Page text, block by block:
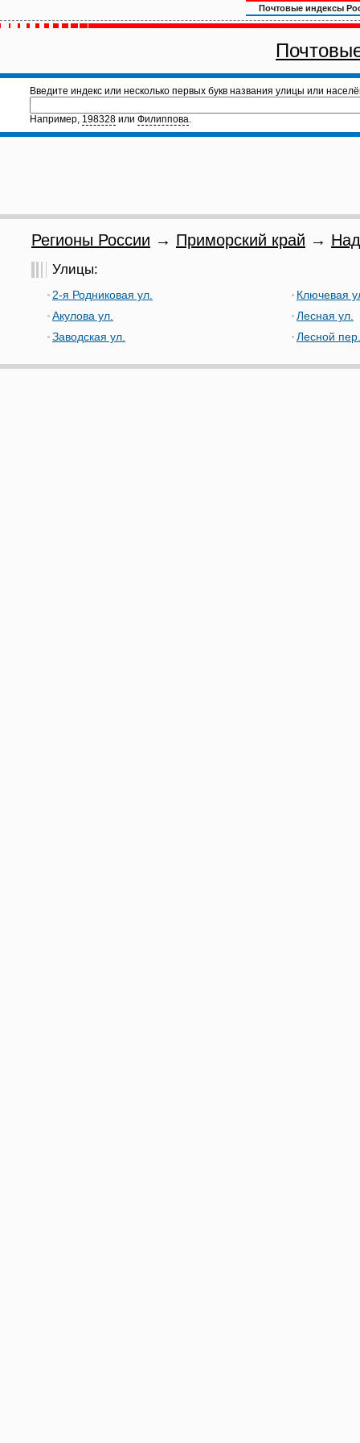
Почтовые индексы
Введите индекс или несколько первых букв названия улицы или
Например, 198328 или Филиппова.
Регионы России → Приморский край →
Улицы:
2-я Родниковая ул.
Акулова ул.
Заводская ул.
Ключевая
Лесная ул.
Лесной пер.